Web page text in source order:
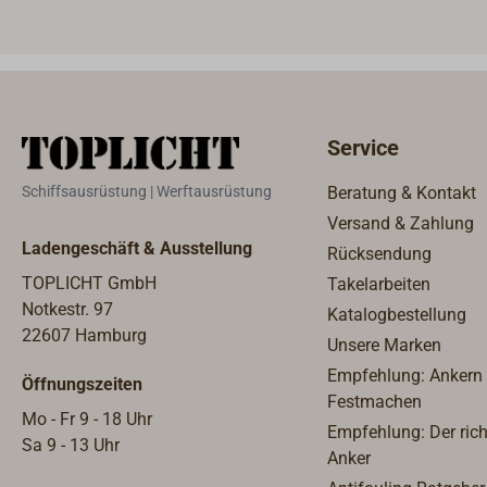
mm. Die Steuerstriche sind star,
Rose mit.Lieferung mit
multispannungsfähiger LED-
Beleuchtung
Zulassung Class B
Zertifikat liegt dem Kompass bei.
Schiffsausrüstung | Werftausrüstung
Ladengeschäft & Ausstellung
TOPLICHT GmbH
Notkestr. 97
22607 Hamburg
Öffnungszeiten
Mo - Fr 9 - 18 Uhr
Sa 9 - 13 Uhr
Service
Beratung & Kontakt
Versand & Zahlung
Rücksendung
Takelarbeiten
Katalogbestellung
Unsere Marken
Empfehlung: Ankern
Festmachen
Empfehlung: Der
Anker